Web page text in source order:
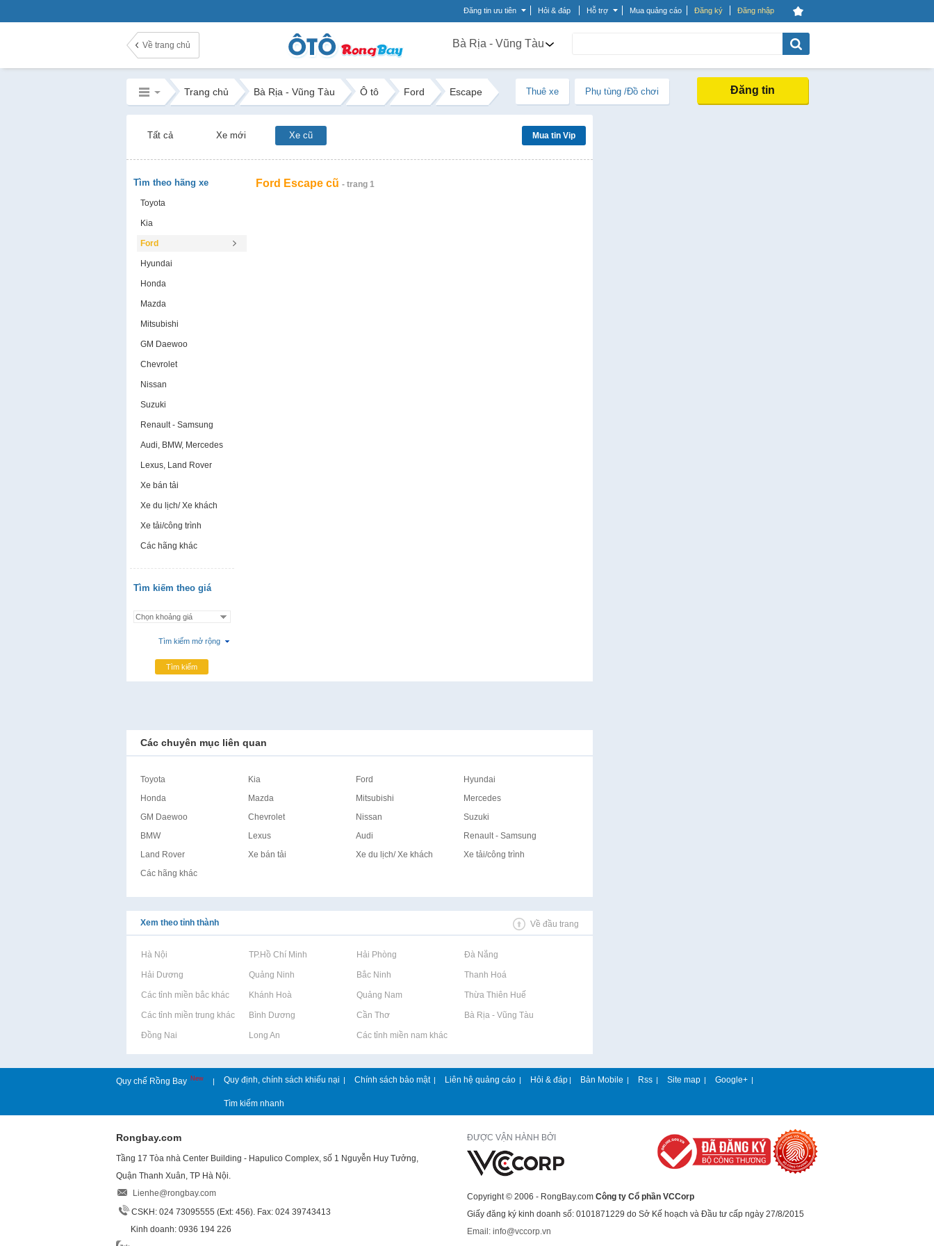
Đăng tin ưu tiên Hỏi & đáp Hỗ trợ Mua quảng cáo Đăng ký Đăng nhập
Về trang chủ Bà Rịa - Vũng Tàu
Trang chủ Bà Rịa - Vũng Tàu Ô tô Ford Escape Thuê xe Phụ tùng /Đồ chơi Đăng tin
Tất cả Xe mới Xe cũ Mua tin Vip
Tìm theo hãng xe
Toyota
Kia
Ford
Hyundai
Honda
Mazda
Mitsubishi
GM Daewoo
Chevrolet
Nissan
Suzuki
Renault - Samsung
Audi, BMW, Mercedes
Lexus, Land Rover
Xe bán tải
Xe du lịch/ Xe khách
Xe tải/công trình
Các hãng khác
Tìm kiếm theo giá
Tìm kiếm mở rộng
Tìm kiếm
Ford Escape cũ - trang 1
Các chuyên mục liên quan
Toyota Kia Ford
Hyundai
Honda
Mazda Mitsubishi
Mercedes
GM Daewoo
Chevrolet Nissan
Suzuki
BMW
Lexus Audi
Renault - Samsung
Land Rover
Xe bán tải Xe du lịch/ Xe khách
Xe tải/công trình
Các hãng khác
Xem theo tỉnh thành Về đầu trang
Rao vặt tại Hà Nội Rao vặt tại TP.Hồ Chí Minh Rao vặt tại Hải Phòng Rao vặt tại Đà Nẵng
Rao vặt tại Hải Dương Rao vặt tại Quảng Ninh Rao vặt tại Bắc Ninh Rao vặt tại Thanh Hoá
Rao vặt tại Các tỉnh miền bắc khácRao vặt tại Khánh Hoà Rao vặt tại Quảng Nam Rao vặt tại Thừa Thiên Huế
Rao vặt tại Các tỉnh miền trung khácRao vặt tại Bình Dương Rao vặt tại Cần Thơ Rao vặt tại Bà Rịa - Vũng Tàu
Rao vặt tại Đồng Nai Rao vặt tại Long An Rao vặt tại Các tỉnh miền nam khác
Quy chế Rồng Bay New | Quy định, chính sách khiếu nại | Chính sách bảo mật | Liên hệ quảng cáo | Hỏi & đáp | Bản Mobile | Rss | Site map | Google+ |
Tìm kiếm nhanh
Rongbay.com
Tầng 17 Tòa nhà Center Building - Hapulico Complex, số 1 Nguyễn Huy Tưởng,
Quận Thanh Xuân, TP Hà Nội.
Lienhe@rongbay.com
CSKH: 024 73095555 (Ext: 456). Fax: 024 39743413
Kinh doanh: 0936 194 226
ĐƯỢC VẬN HÀNH BỞI
Copyright © 2006 - RongBay.com Công ty Cổ phần VCCorp
Giấy đăng ký kinh doanh số: 0101871229 do Sở Kế hoạch và Đầu tư cấp ngày 27/8/2015
Email: info@vccorp.vn